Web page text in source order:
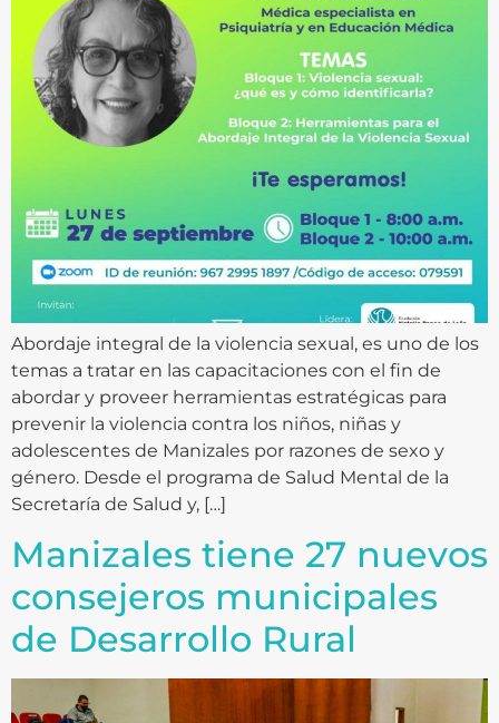
Abordaje integral de la violencia sexual, es uno de los
temas a tratar en las capacitaciones con el fin de
abordar y proveer herramientas estratégicas para
prevenir la violencia contra los niños, niñas y
adolescentes de Manizales por razones de sexo y
género. Desde el programa de Salud Mental de la
Secretaría de Salud y, […]
Manizales tiene 27 nuevos
consejeros municipales
de Desarrollo Rural